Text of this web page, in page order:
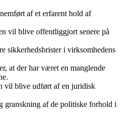
af et erfarent hold af
vil blive offentliggjort senere på
sikkerhedsbrister i virksomhedens
at der har været en manglende
vil blive udført af en juridisk
granskning af de politiske forhold i